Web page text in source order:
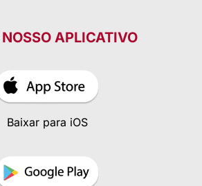
APLICATIVO
Baixar para iOS